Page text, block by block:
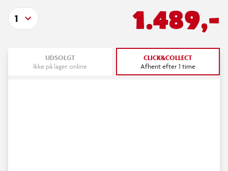
1.489,-
1
UDSOLGT
Ikke på lager online
CLICK&COLLECT
Afhent efter 1 time